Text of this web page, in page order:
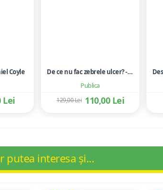
Coyle
Lei
Publica
De ce nu fac zebrele ulcer? - Robert M. Sapolsky
110,00 Lei
129,00 Lei
putea interesa și...